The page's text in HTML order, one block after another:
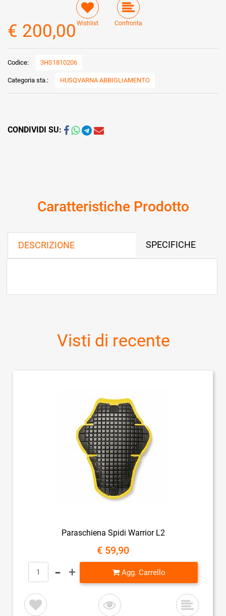
Wishlist Confronta
€ 200,00
Codice: 3HS1810206
Categoria sta.: HUSQVARNA ABBIGLIAMENTO
CONDIVIDI SU:
Caratteristiche Prodotto
DESCRIZIONE SPECIFICHE
Visti di recente
Paraschiena Spidi Warrior L2
€ 59,90
Quantità
Agg. Carrello